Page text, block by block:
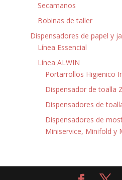
Secamanos
Bobinas de taller
Dispensadores de papel y
Línea Essencial
Línea ALWIN
Portarrollos Higienico
Dispensador de toalla Z
Dispensadores de
Dispensadores de
Miniservice, Minifold y